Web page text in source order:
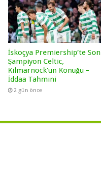
İskoçya Premiership’te Son
Şampiyon Celtic,
Kilmarnock’un Konuğu –
İddaa Tahmini
2 gün önce